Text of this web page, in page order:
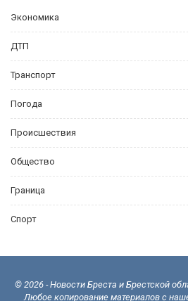
Экономика
ДТП
Транспорт
Погода
Происшествия
Общество
Граница
Спорт
© 2026 - Новости Бреста и Брестской
Любое копирование материалов с